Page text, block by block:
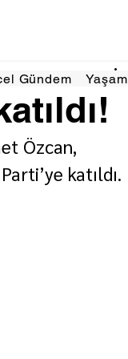
Gündem Yaşam
Özcan,
katıldı.